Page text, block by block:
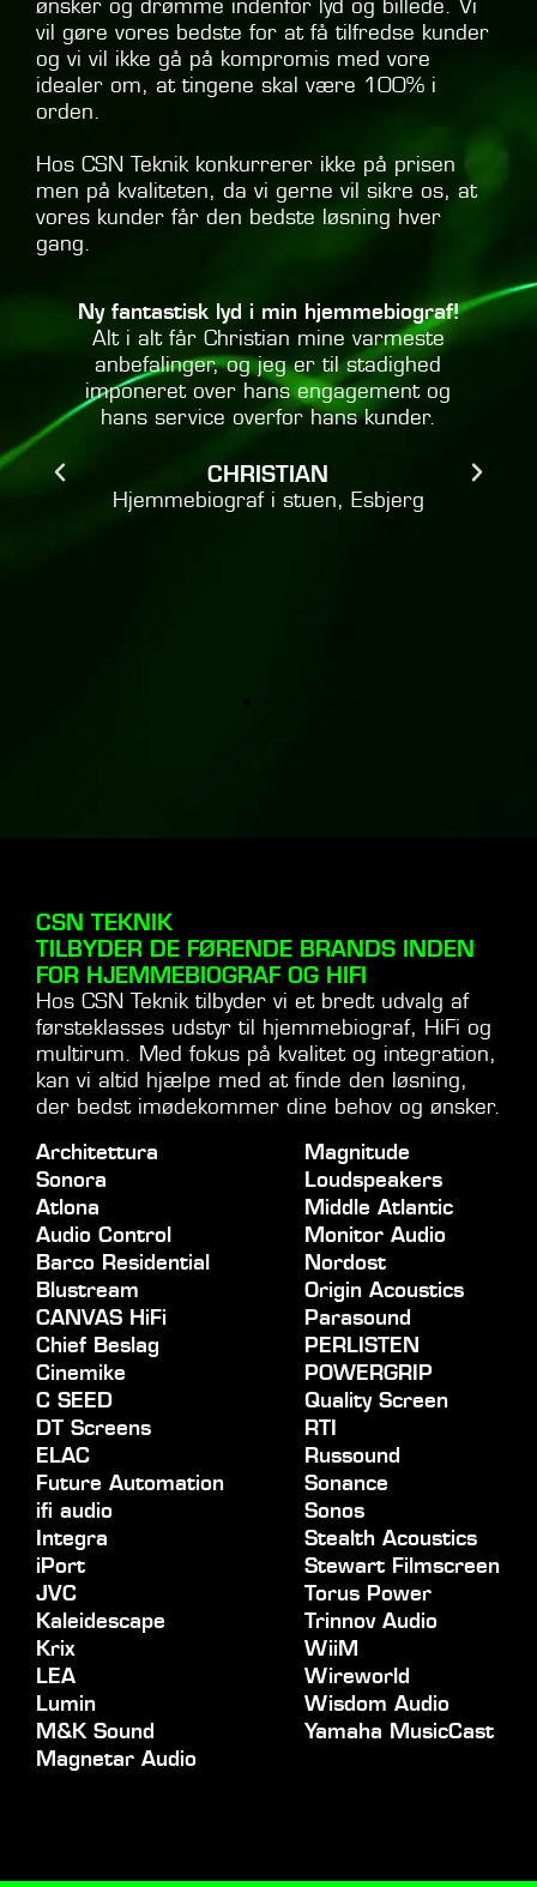
ønsker og drømme indenfor lyd og billede. Vi
vil gøre vores bedste for at få tilfredse kunder
og vi vil ikke gå på kompromis med vore
idealer om, at tingene skal være 100% i
orden.
Hos CSN Teknik konkurrerer ikke på prisen
men på kvaliteten, da vi gerne vil sikre os, at
vores kunder får den bedste løsning hver
gang.
Min bedste anbefaling af samarbejdet
med Christian, CSN Teknik.
Christian bestræber sig virkelig på at
finde den bedste løsning, der opfylder
ens ønsker med skyldig hensyntagen til
tilfredse med anlægget, som er leveret
i aftalt kvalitet til aftalt pris.
CSN TEKNIK
TILBYDER DE FØRENDE BRANDS INDEN
FOR HJEMMEBIOGRAF OG HIFI
Hos CSN Teknik tilbyder vi et bredt udvalg af
førsteklasses udstyr til hjemmebiograf, HiFi og
multirum. Med fokus på kvalitet og integration,
kan vi altid hjælpe med at finde den løsning,
der bedst imødekommer dine behov og ønsker.
Architettura
Sonora
Atlona
Audio Control
Barco Residential
Blustream
CANVAS HiFi
Chief Beslag
Cinemike
C SEED
DT Screens
ELAC
Future Automation
ifi audio
Integra
iPort
JVC
Kaleidescape
Krix
LEA
Lumin
M&K Sound
Magnetar Audio
Magnitude
Loudspeakers
Middle Atlantic
Monitor Audio
Nordost
Origin Acoustics
Parasound
PERLISTEN
POWERGRIP
Quality Screen
RTI
Russound
Sonance
Sonos
Stealth Acoustics
Stewart Filmscreen
Torus Power
Trinnov Audio
WiiM
Wireworld
Wisdom Audio
Yamaha MusicCast